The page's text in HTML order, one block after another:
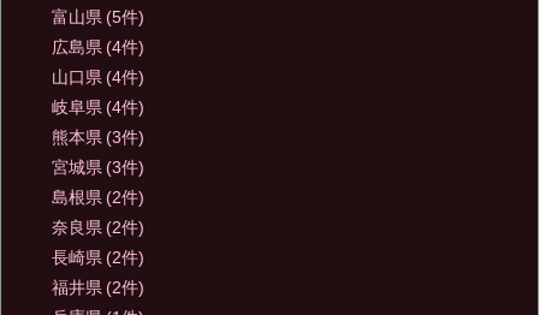
富山県 (5件)
広島県 (4件)
山口県 (4件)
岐阜県 (4件)
熊本県 (3件)
宮城県 (3件)
島根県 (2件)
奈良県 (2件)
長崎県 (2件)
福井県 (2件)